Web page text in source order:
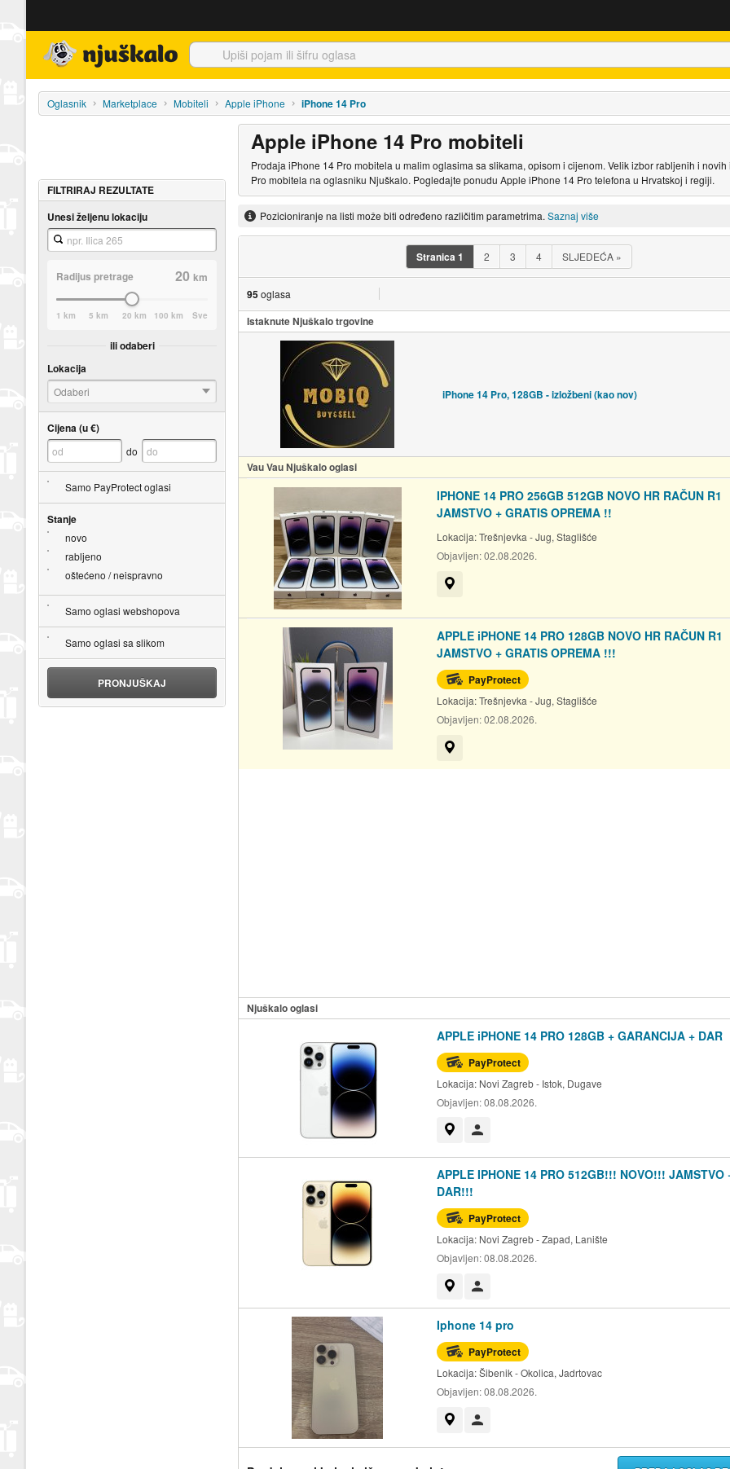
Oglasnik Marketplace Mobiteli Apple iPhone iPhone 14 Pro
Apple iPhone 14 Pro mobiteli
Prodaja iPhone 14 Pro mobitela u malim oglasima sa slikama, opisom i cijenom. Velik izbor rabljenih i
Pro mobitela na oglasniku Njuškalo. Pogledajte ponudu Apple iPhone 14 Pro telefona u Hrvatskoj i regiji.
Pozicioniranje na listi može biti određeno različitim parametrima. Saznaj više
Stranica1 2 3 4 SLJEDEĆA »
95oglasa
Istaknute Njuškalo trgovine
iPhone 14 Pro, 128GB - izložbeni (kao nov)
Vau Vau Njuškalo oglasi
IPHONE 14 PRO 256GB 512GB NOVO HR RAČUN R1
JAMSTVO + GRATIS OPREMA !!
Lokacija:Trešnjevka - Jug, Staglišće
Objavljen:02.08.2026.
APPLE iPHONE 14 PRO 128GB NOVO HR RAČUN R1
JAMSTVO + GRATIS OPREMA !!!
PayProtect
Lokacija:Trešnjevka - Jug, Staglišće
Objavljen:02.08.2026.
Njuškalo oglasi
APPLE iPHONE 14 PRO 128GB + GARANCIJA + DAR
PayProtect
Lokacija: Novi Zagreb - Istok, Dugave
Objavljen:08.08.2026.
APPLE IPHONE 14 PRO 512GB!!! NOVO!!! JAMSTVO
DAR!!!
PayProtect
Lokacija: Novi Zagreb - Zapad, Lanište
Objavljen:08.08.2026.
Iphone 14 pro
PayProtect
Lokacija:Šibenik - Okolica, Jadrtovac
Objavljen:08.08.2026.
FILTRIRAJ REZULTATE
Unesi željenu lokaciju
Radijus pretrage 20km
1 km 5 km 20 km 100 km Sve
ili odaberi
Lokacija
Odaberi
Cijena (u €)
do
Samo PayProtect oglasi
Stanje
novo
rabljeno
oštećeno / neispravno
Samo oglasi webshopova
Samo oglasi sa slikom
PRONJUŠKAJ